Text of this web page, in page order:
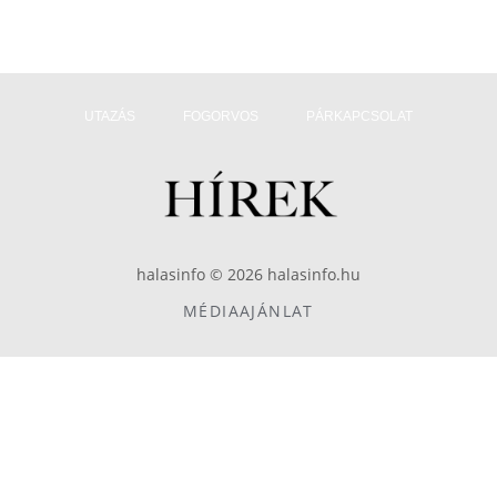
halasinfo © 2026 halasinfo.hu
MÉDIAAJÁNLAT